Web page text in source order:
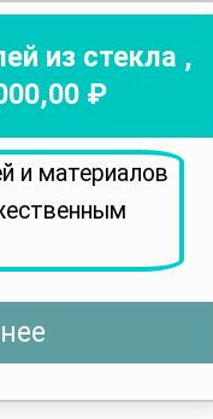
из стекла ,
,00 ₽